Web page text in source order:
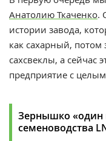
Анатолию Ткаченко.
истории завода,
как сахарный, потом
сахсвеклы, а сейчас
предприятие с
Зернышко «один
семеноводства